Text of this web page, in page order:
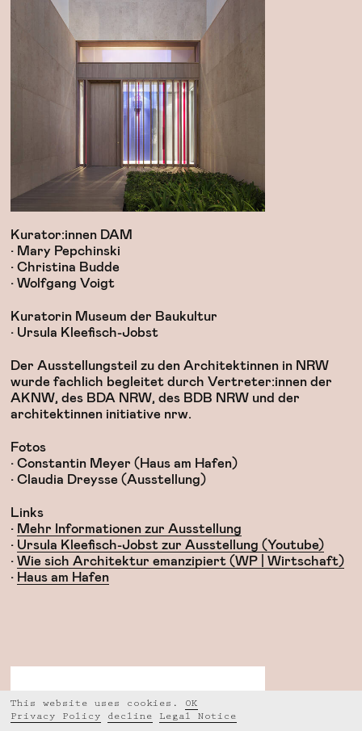
This website uses cookies.
OK
Privacy Policy
decline Legal Notice
Kurator:innen DAM
• Mary Pepchinski
• Christina Budde
• Wolfgang Voigt
Kuratorin Museum der Baukultur
• Ursula Kleefisch-Jobst
Der Ausstellungsteil zu den Architektinnen in NRW
wurde fachlich begleitet durch Vertreter:innen der
AKNW, des BDA NRW, des BDB NRW und der
architektinnen initiative nrw.
Fotos
• Constantin Meyer (Haus am Hafen)
• Claudia Dreysse (Ausstellung)
Links
• Mehr Informationen zur Ausstellung
• Ursula Kleefisch-Jobst zur Ausstellung (Youtube)
• Wie sich Architektur emanzipiert (WP | Wirtschaft)
• Haus am Hafen